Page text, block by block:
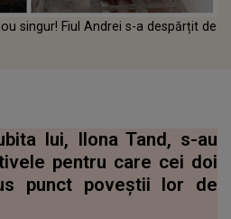
singur! Fiul Andrei s-a despărțit de
lui, Ilona Tand, s-au
pentru care cei doi
punct poveștii lor de